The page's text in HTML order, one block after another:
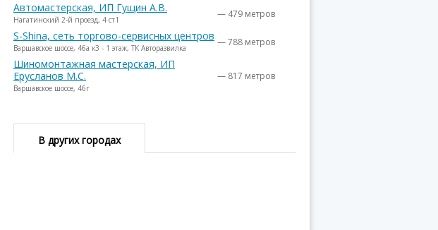
Автомастерская, ИП Гущин А.В.
Нагатинский 2-й проезд, 4 ст1 — 479 метров
S-Shina, сеть торгово-сервисных центров
Варшавское шоссе, 46а к3 - 1 этаж, ТК Авторазвилка — 788 метров
Шиномонтажная мастерская, ИП
Ерусланов М.С.
Варшавское шоссе, 46г
— 817 метров
В других городах